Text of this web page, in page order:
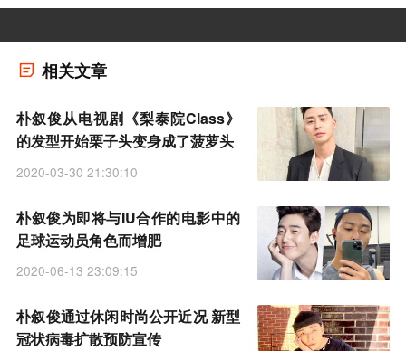
相关文章
朴叙俊从电视剧《梨泰院Class》
的发型开始栗子头变身成了菠萝头
2020-03-30 21:30:10
朴叙俊为即将与IU合作的电影中的
足球运动员角色而增肥
2020-06-13 23:09:15
朴叙俊通过休闲时尚公开近况 新型
冠状病毒扩散预防宣传